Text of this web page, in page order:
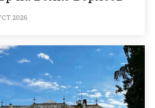
2026